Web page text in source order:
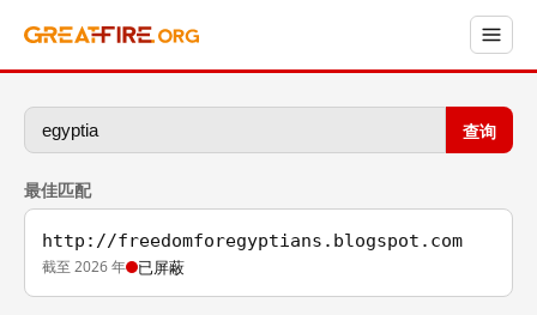
查询
最佳匹配
http://freedomforegyptians.blogspot.com
截至 2026 年 已屏蔽